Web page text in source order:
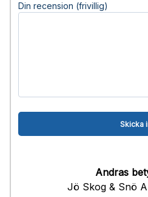
Din recension (frivillig)
Andras
Jö Skog & Snö